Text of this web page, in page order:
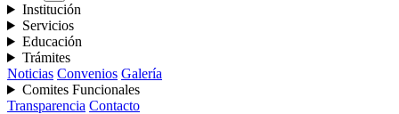
Institución
Servicios
Educación
Trámites
Noticias Convenios Galería
Comites Funcionales
Transparencia Contacto